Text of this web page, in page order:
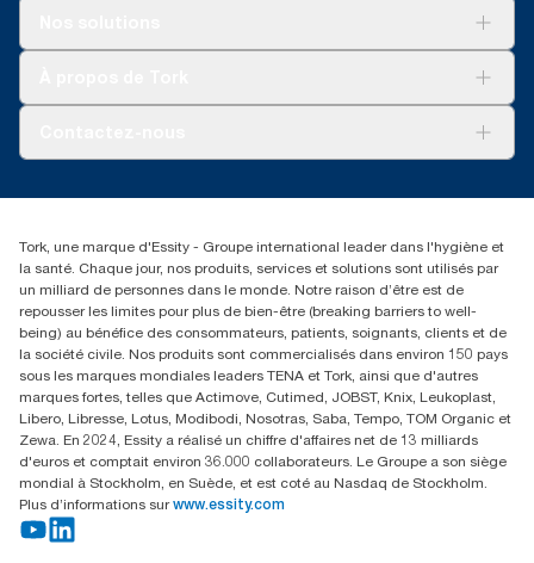
Réclamation pour distributeurs
02 766 05 30
Essity Belgium NV
Berkenlaan 8B
1831 MACHELEN
Tork, une marque d'Essity - Groupe international leader dans l'hygiène et
la santé. Chaque jour, nos produits, services et solutions sont utilisés par
un milliard de personnes dans le monde. Notre raison d’être est de
repousser les limites pour plus de bien-être (breaking barriers to well-
being) au bénéfice des consommateurs, patients, soignants, clients et de
la société civile. Nos produits sont commercialisés dans environ 150 pays
sous les marques mondiales leaders TENA et Tork, ainsi que d'autres
marques fortes, telles que Actimove, Cutimed, JOBST, Knix, Leukoplast,
Libero, Libresse, Lotus, Modibodi, Nosotras, Saba, Tempo, TOM Organic et
Zewa. En 2024, Essity a réalisé un chiffre d'affaires net de 13 milliards
d'euros et comptait environ 36.000 collaborateurs. Le Groupe a son siège
mondial à Stockholm, en Suède, et est coté au Nasdaq de Stockholm.
Plus d’informations sur www.essity.com